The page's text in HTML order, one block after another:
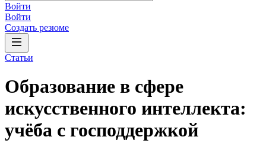
Войти
Войти
Создать резюме
Статьи
Образование в сфере
искусственного интеллекта:
учёба с господдержкой